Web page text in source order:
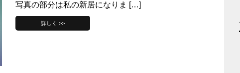
写真の部分は私の新居になりま […]
詳しく >>